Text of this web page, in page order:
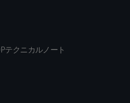
テクニカルノート